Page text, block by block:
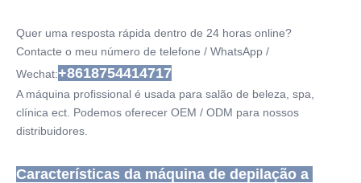
Quer uma resposta rápida dentro de 24 horas online?
Contacte o meu número de telefone / WhatsApp /
Wechat:+8618754414717
A máquina profissional é usada para salão de beleza, spa,
clínica ect. Podemos oferecer OEM / ODM para nossos
distribuidores.
Características da máquina de depilação a